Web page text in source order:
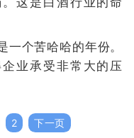
个苦哈哈的年份。
业承受非常大的压
2 下一页